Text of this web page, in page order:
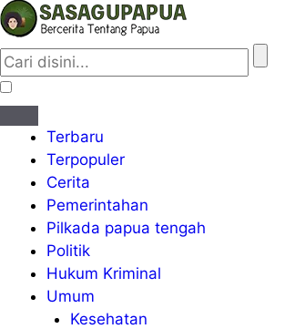
Terbaru
Terpopuler
Cerita
Pemerintahan
Pilkada papua tengah
Politik
Hukum Kriminal
Umum
Kesehatan